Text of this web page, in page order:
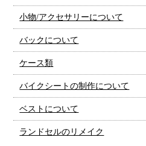
小物/アクセサリーについて
バックについて
ケース類
バイクシートの制作について
ベストについて
ランドセルのリメイク